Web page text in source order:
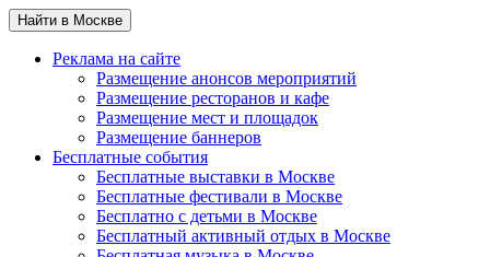
Найти в Москве
Реклама на сайте
Размещение анонсов мероприятий
Размещение ресторанов и кафе
Размещение мест и площадок
Размещение баннеров
Бесплатные события
Бесплатные выставки в Москве
Бесплатные фестивали в Москве
Бесплатно с детьми в Москве
Бесплатный активный отдых в Москве